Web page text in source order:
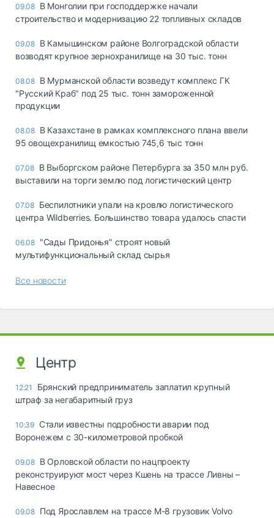
09.08 В Монголии при господдержке начали
строительство и модернизацию 22 топливных складов
09.08 В Камышинском районе Волгоградской области
возводят крупное зернохранилище на 30 тыс. тонн
08.08 В Мурманской области возведут комплекс ГК
"Русский Краб" под 25 тыс. тонн замороженной
продукции
08.08 В Казахстане в рамках комплексного плана ввели
95 овощехранилищ емкостью 745,6 тыс тонн
07.08 В Выборгском районе Петербурга за 350 млн руб.
выставили на торги землю под логистический центр
07.08 Беспилотники упали на кровлю логистического
центра Wildberries. Большинство товара удалось спасти
06.08 "Сады Придонья" строят новый
мультифункциональный склад сырья
Все новости
Центр
12:21
Брянский предприниматель заплатил крупный
штраф за негабаритный груз
10:39 Стали известны подробности аварии под
Воронежем с 30-километровой пробкой
09.08 В Орловской области по нацпроекту
реконструируют мост через Кшень на трассе Ливны –
Навесное
09.08 Под Ярославлем на трассе М-8 грузовик Volvo